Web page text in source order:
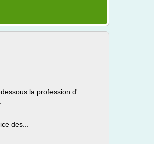
la profession d'
des...